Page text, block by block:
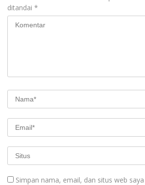
ditandai *
Simpan nama, email, dan situs web